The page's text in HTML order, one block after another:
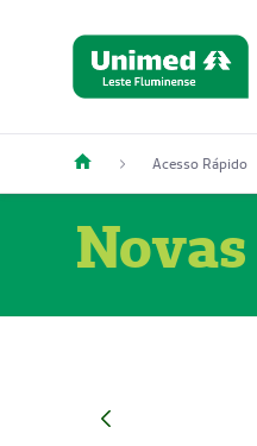
Acesso Rápido